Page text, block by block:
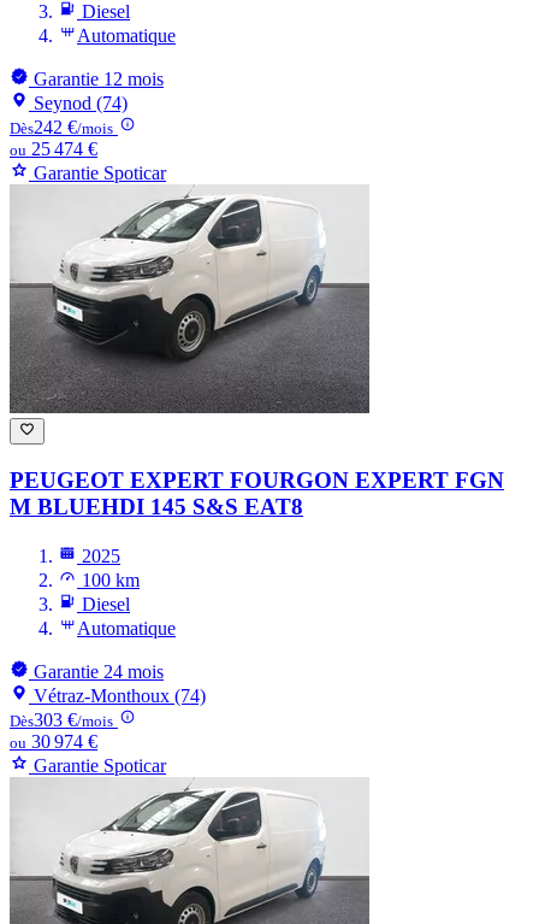
Diesel
Automatique
Garantie 12 mois
Seynod (74)
Dès242 €/mois
ou 25 474 €
Garantie Spoticar
PEUGEOT EXPERT FOURGON EXPERT FGN
M BLUEHDI 145 S&S EAT8
2025
100 km
Diesel
Automatique
Garantie 24 mois
Vétraz-Monthoux (74)
Dès303 €/mois
ou 30 974 €
Garantie Spoticar